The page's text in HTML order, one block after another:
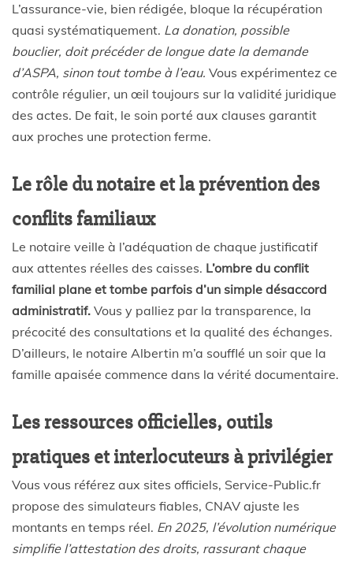
L’assurance-vie, bien rédigée, bloque la récupération
quasi systématiquement. La donation, possible
bouclier, doit précéder de longue date la demande
d’ASPA, sinon tout tombe à l’eau. Vous expérimentez ce
contrôle régulier, un œil toujours sur la validité juridique
des actes. De fait, le soin porté aux clauses garantit
aux proches une protection ferme.
Le rôle du notaire et la prévention des
conflits familiaux
Le notaire veille à l’adéquation de chaque justificatif
aux attentes réelles des caisses. L’ombre du conflit
familial plane et tombe parfois d’un simple désaccord
administratif. Vous y palliez par la transparence, la
précocité des consultations et la qualité des échanges.
D’ailleurs, le notaire Albertin m’a soufflé un soir que la
famille apaisée commence dans la vérité documentaire.
Les ressources officielles, outils
pratiques et interlocuteurs à privilégier
Vous vous référez aux sites officiels, Service-Public.fr
propose des simulateurs fiables, CNAV ajuste les
montants en temps réel. En 2025, l’évolution numérique
simplifie l’attestation des droits, rassurant chaque